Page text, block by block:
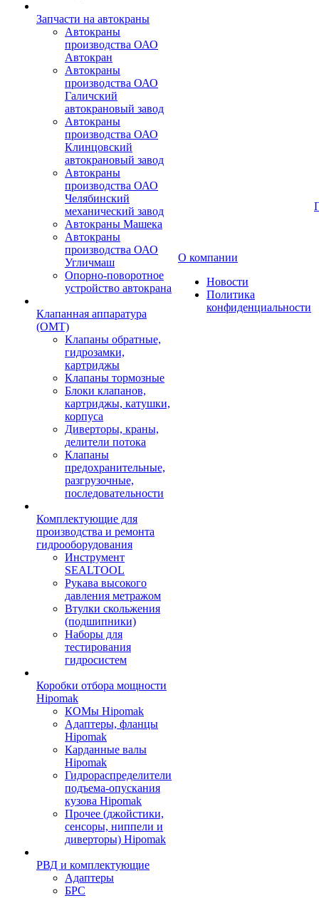
Запчасти на автокраны
Автокраны
производства ОАО
Автокран
Автокраны
производства ОАО
Галичский
автокрановый завод
Автокраны
производства ОАО
Клинцовский
автокрановый завод
Автокраны
производства ОАО
Челябинский
механический завод
Автокраны Машека
Автокраны
производства ОАО
Угличмаш
Опорно-поворотное
устройство автокрана
Клапанная аппаратура
(OMT)
Клапаны обратные,
гидрозамки,
картриджы
Клапаны тормозные
Блоки клапанов,
картриджы, катушки,
корпуса
Диверторы, краны,
делители потока
Клапаны
предохранительные,
разгрузочные,
последовательности
Комплектующие для
производства и ремонта
гидрооборудования
Инструмент
SEALTOOL
Рукава высокого
давления метражом
Втулки скольжения
(подшипники)
Наборы для
тестирования
гидросистем
Коробки отбора мощности
Hipomak
КОМы Hipomak
Адаптеры, фланцы
Hipomak
Карданные валы
Hipomak
Гидрораспределители
подъема-опускания
кузова Hipomak
Прочее (джойстики,
сенсоры, ниппели и
диверторы) Hipomak
РВД и комплектующие
Адаптеры
БРС
О компании
Новости
Политика
конфиденциальности